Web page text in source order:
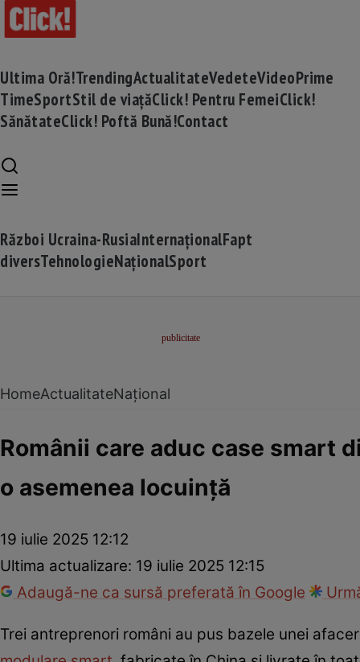
Ultima Oră!TrendingActualitateVedeteVideoPrime
TimeSportStil de viațăClick! Pentru FemeiClick!
SănătateClick! Poftă Bună!Contact
Război Ucraina-RusiaInternaționalFapt
diversTehnologieNaționalSport
HomeActualitateNațional
Românii care aduc case smart
o asemenea locuință
19 iulie 2025 12:12
Ultima actualizare: 19 iulie 2025 12:15
Adaugă-ne ca sursă preferată în Google
Trei antreprenori români au pus bazele unei